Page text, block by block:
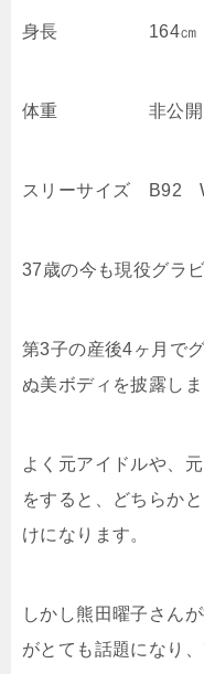
身長 164㎝
体重 非公開です
スリーサイズ B92
37歳の今も現役グラ
第3子の産後4ヶ月で
ぬ美ボディを披露しま
よく元アイドルや、
をすると、どちらか
けになります。
しかし熊田曜子さん
がとても話題になり